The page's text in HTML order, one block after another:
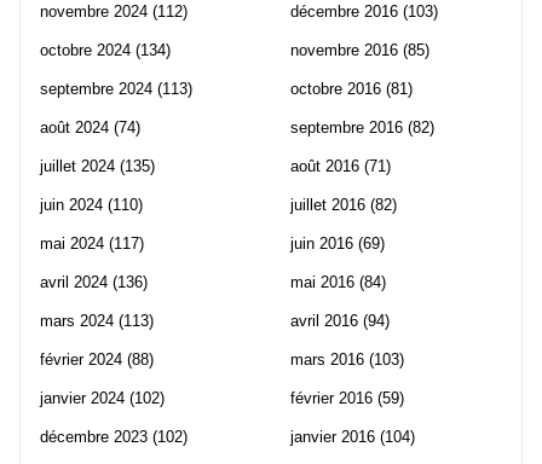
novembre 2024 (112)
octobre 2024 (134)
septembre 2024 (113)
août 2024 (74)
juillet 2024 (135)
juin 2024 (110)
mai 2024 (117)
avril 2024 (136)
mars 2024 (113)
février 2024 (88)
janvier 2024 (102)
décembre 2023 (102)
décembre 2016 (103)
novembre 2016 (85)
octobre 2016 (81)
septembre 2016 (82)
août 2016 (71)
juillet 2016 (82)
juin 2016 (69)
mai 2016 (84)
avril 2016 (94)
mars 2016 (103)
février 2016 (59)
janvier 2016 (104)